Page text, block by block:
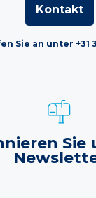
Kontakt
Sie an unter +31
Sie